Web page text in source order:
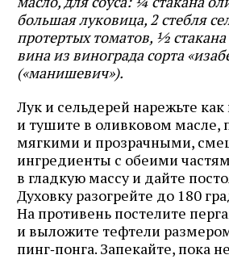
большая луковица, 2 стебля
протертых томатов, ½ стакана
вина из винограда сорта
(«манишевич»).
Лук и сельдерей нарежьте
и тушите в оливковом масле,
мягкими и прозрачными,
ингредиенты с обеими
в гладкую массу и дайте
Духовку разогрейте до 180
На противень постелите
и выложите тефтели
пинг‑понга. Запекайте, пока